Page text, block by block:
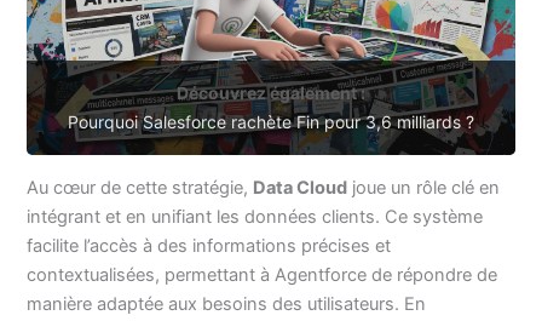
Découvrez également :
Pourquoi Salesforce rachète Fin pour 3,6 milliards ?
Au cœur de cette stratégie, Data Cloud joue un rôle clé en
intégrant et en unifiant les données clients. Ce système
facilite l’accès à des informations précises et
contextualisées, permettant à Agentforce de répondre de
manière adaptée aux besoins des utilisateurs. En